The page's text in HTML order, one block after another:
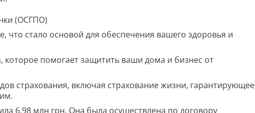
(ОСГПО)
что стало основой для обеспечения вашего здоровья и
помогает защитить ваши дома и бизнес от
страхования, включая страхование жизни, гарантирующее
6,98 млн грн. Она была осуществлена ​​по договору